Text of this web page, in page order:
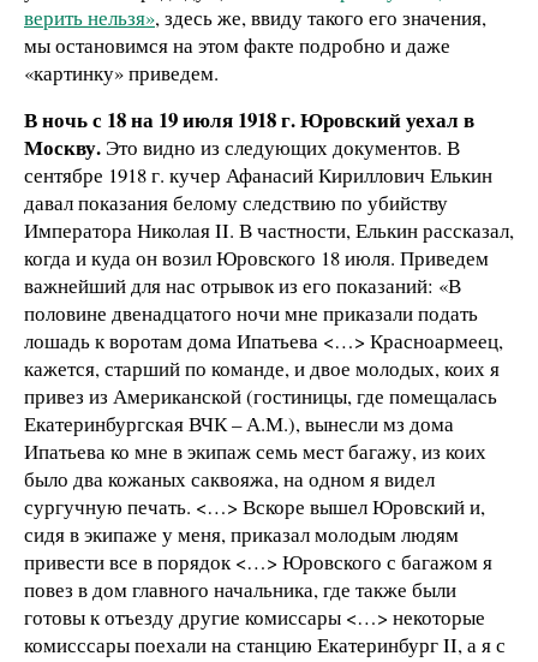
верить нельзя», здесь же, ввиду такого его значения,
мы остановимся на этом факте подробно и даже
«картинку» приведем.
В ночь с 18 на 19 июля 1918 г. Юровский уехал в
Москву. Это видно из следующих документов. В
сентябре 1918 г. кучер Афанасий Кириллович Елькин
давал показания белому следствию по убийству
Императора Николая II. В частности, Елькин рассказал,
когда и куда он возил Юровского 18 июля. Приведем
важнейший для нас отрывок из его показаний: «В
половине двенадцатого ночи мне приказали подать
лошадь к воротам дома Ипатьева <…> Красноармеец,
кажется, старший по команде, и двое молодых, коих я
привез из Американской (гостиницы, где помещалась
Екатеринбургская ВЧК – А.М.), вынесли мз дома
Ипатьева ко мне в экипаж семь мест багажу, из коих
было два кожаных саквояжа, на одном я видел
сургучную печать. <…> Вскоре вышел Юровский и,
сидя в экипаже у меня, приказал молодым людям
привести все в порядок <…> Юровского с багажом я
повез в дом главного начальника, где также были
готовы к отъезду другие комиссары <…> некоторые
комисссары поехали на станцию Екатеринбург II, а я с